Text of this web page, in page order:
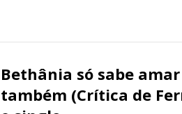
Bethânia só sabe
também (Crítica de